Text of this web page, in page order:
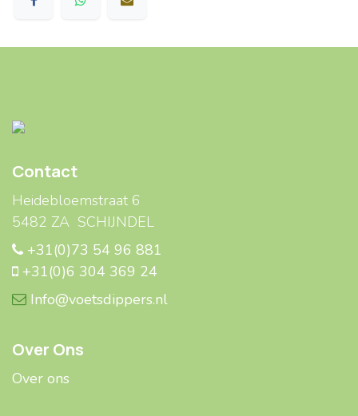
Contact
Heidebloemstraat 6
5482 ZA SCHIJNDEL
+31(0)73 54 96 881
+31(0)6 304 369 24
Info@voetsdippers.nl
Over Ons
Over ons